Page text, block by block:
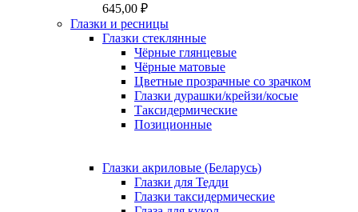
645,00 ₽
Глазки и ресницы
Глазки стеклянные
Чёрные глянцевые
Чёрные матовые
Цветные прозрачные со зрачком
Глазки дурашки/крейзи/косые
Таксидермические
Позиционные
Глазки акриловые (Беларусь)
Глазки для Тедди
Глазки таксидермические